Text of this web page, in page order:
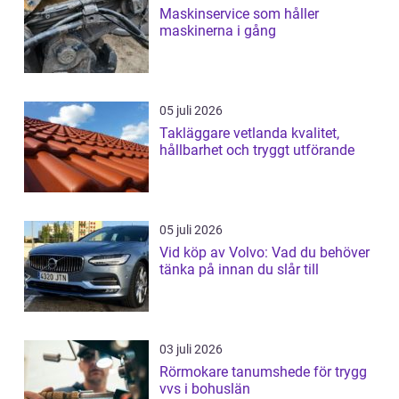
Maskinservice som håller
maskinerna i gång
05 juli 2026
Takläggare vetlanda kvalitet,
hållbarhet och tryggt utförande
05 juli 2026
Vid köp av Volvo: Vad du behöver
tänka på innan du slår till
03 juli 2026
Rörmokare tanumshede för trygg
vvs i bohuslän